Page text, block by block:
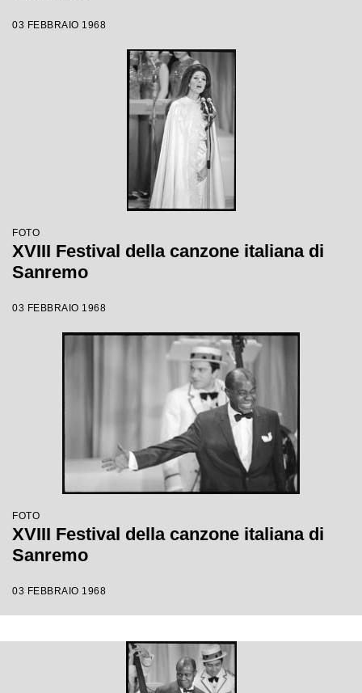
03 FEBBRAIO 1968
FOTO
XVIII Festival della canzone italiana di
Sanremo
03 FEBBRAIO 1968
FOTO
XVIII Festival della canzone italiana di
Sanremo
03 FEBBRAIO 1968